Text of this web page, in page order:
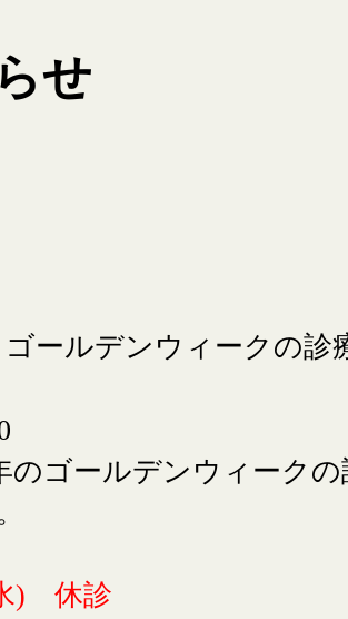
ールデンウィークの診
ゴールデンウィークの
) 休診